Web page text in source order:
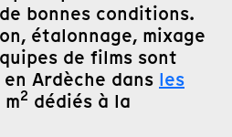
bonnes conditions.
étalonnage, mixage
de films sont
Ardèche dans les
m2 dédiés à la